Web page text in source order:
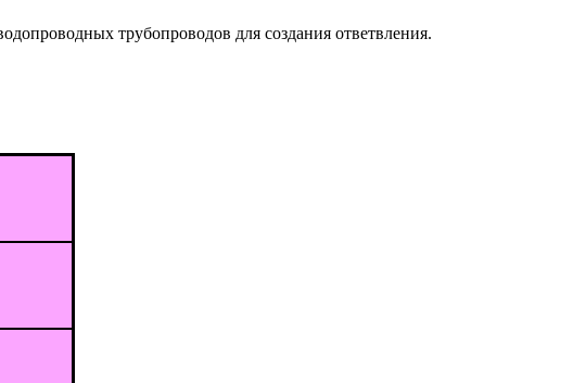
трубопроводов для создания ответвления.